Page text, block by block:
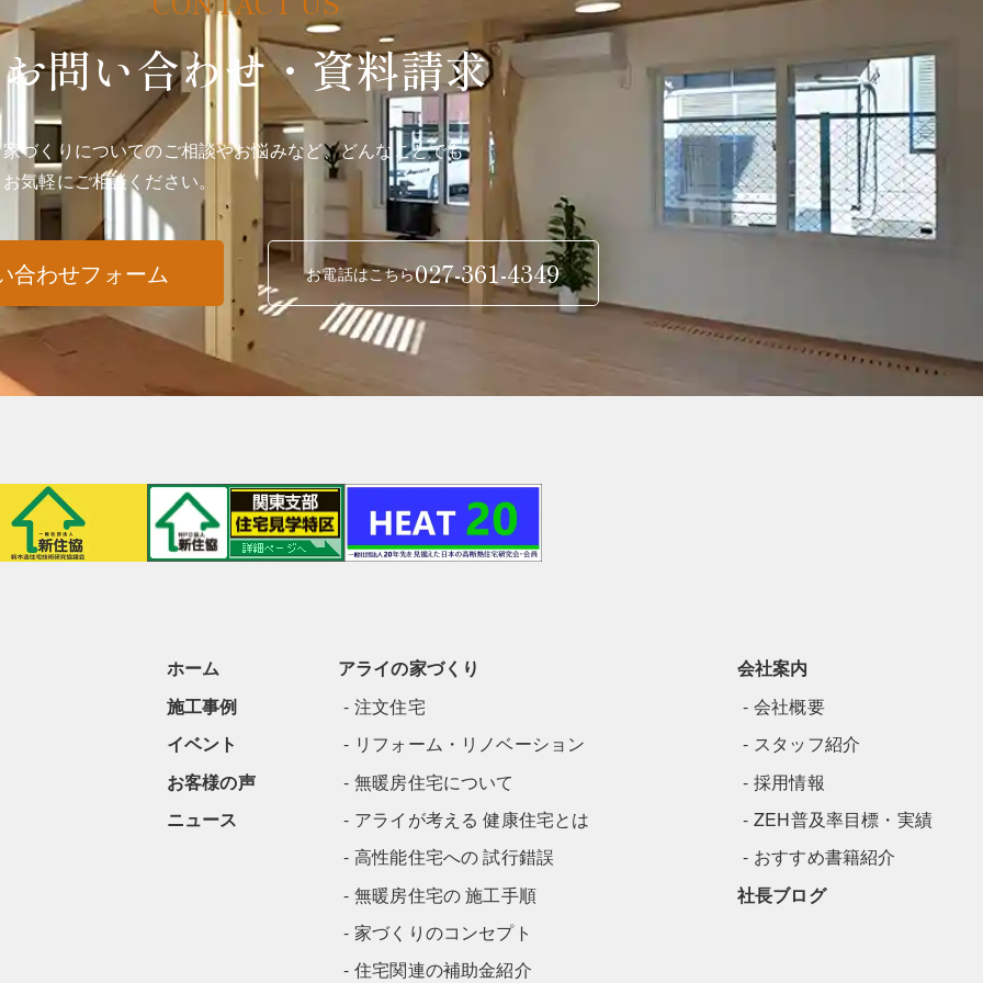
お問い合わせ・資料請求
家づくりについてのご相談やお悩みなど、どんなことでも
お気軽にご相談ください。
合わせフォーム お電話はこちら027-361-4349
ホーム
アライの家づくり
注文住宅
リフォーム・リノベーション
無暖房住宅について
アライが考える 健康住宅とは
高性能住宅への 試行錯誤
無暖房住宅の 施工手順
家づくりのコンセプト
住宅関連の補助金紹介
会社案内
会社概要
スタッフ紹介
採用情報
ZEH普及率目標・実績
おすすめ書籍紹介
施工事例
イベント
お客様の声
ニュース
社長ブログ